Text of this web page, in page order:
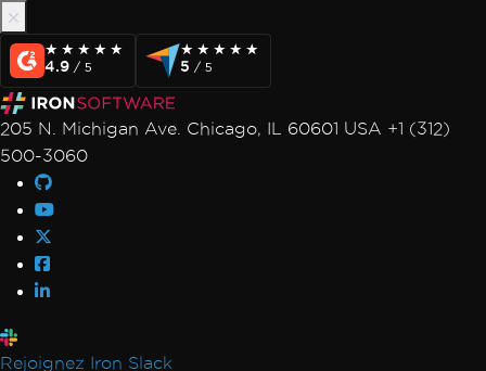
★★★★★
★★★★★
4.9 / 5
★★★★★
★★★★★
5 / 5
205 N. Michigan Ave. Chicago, IL 60601 USA +1 (312)
500-3060
Rejoignez Iron Slack